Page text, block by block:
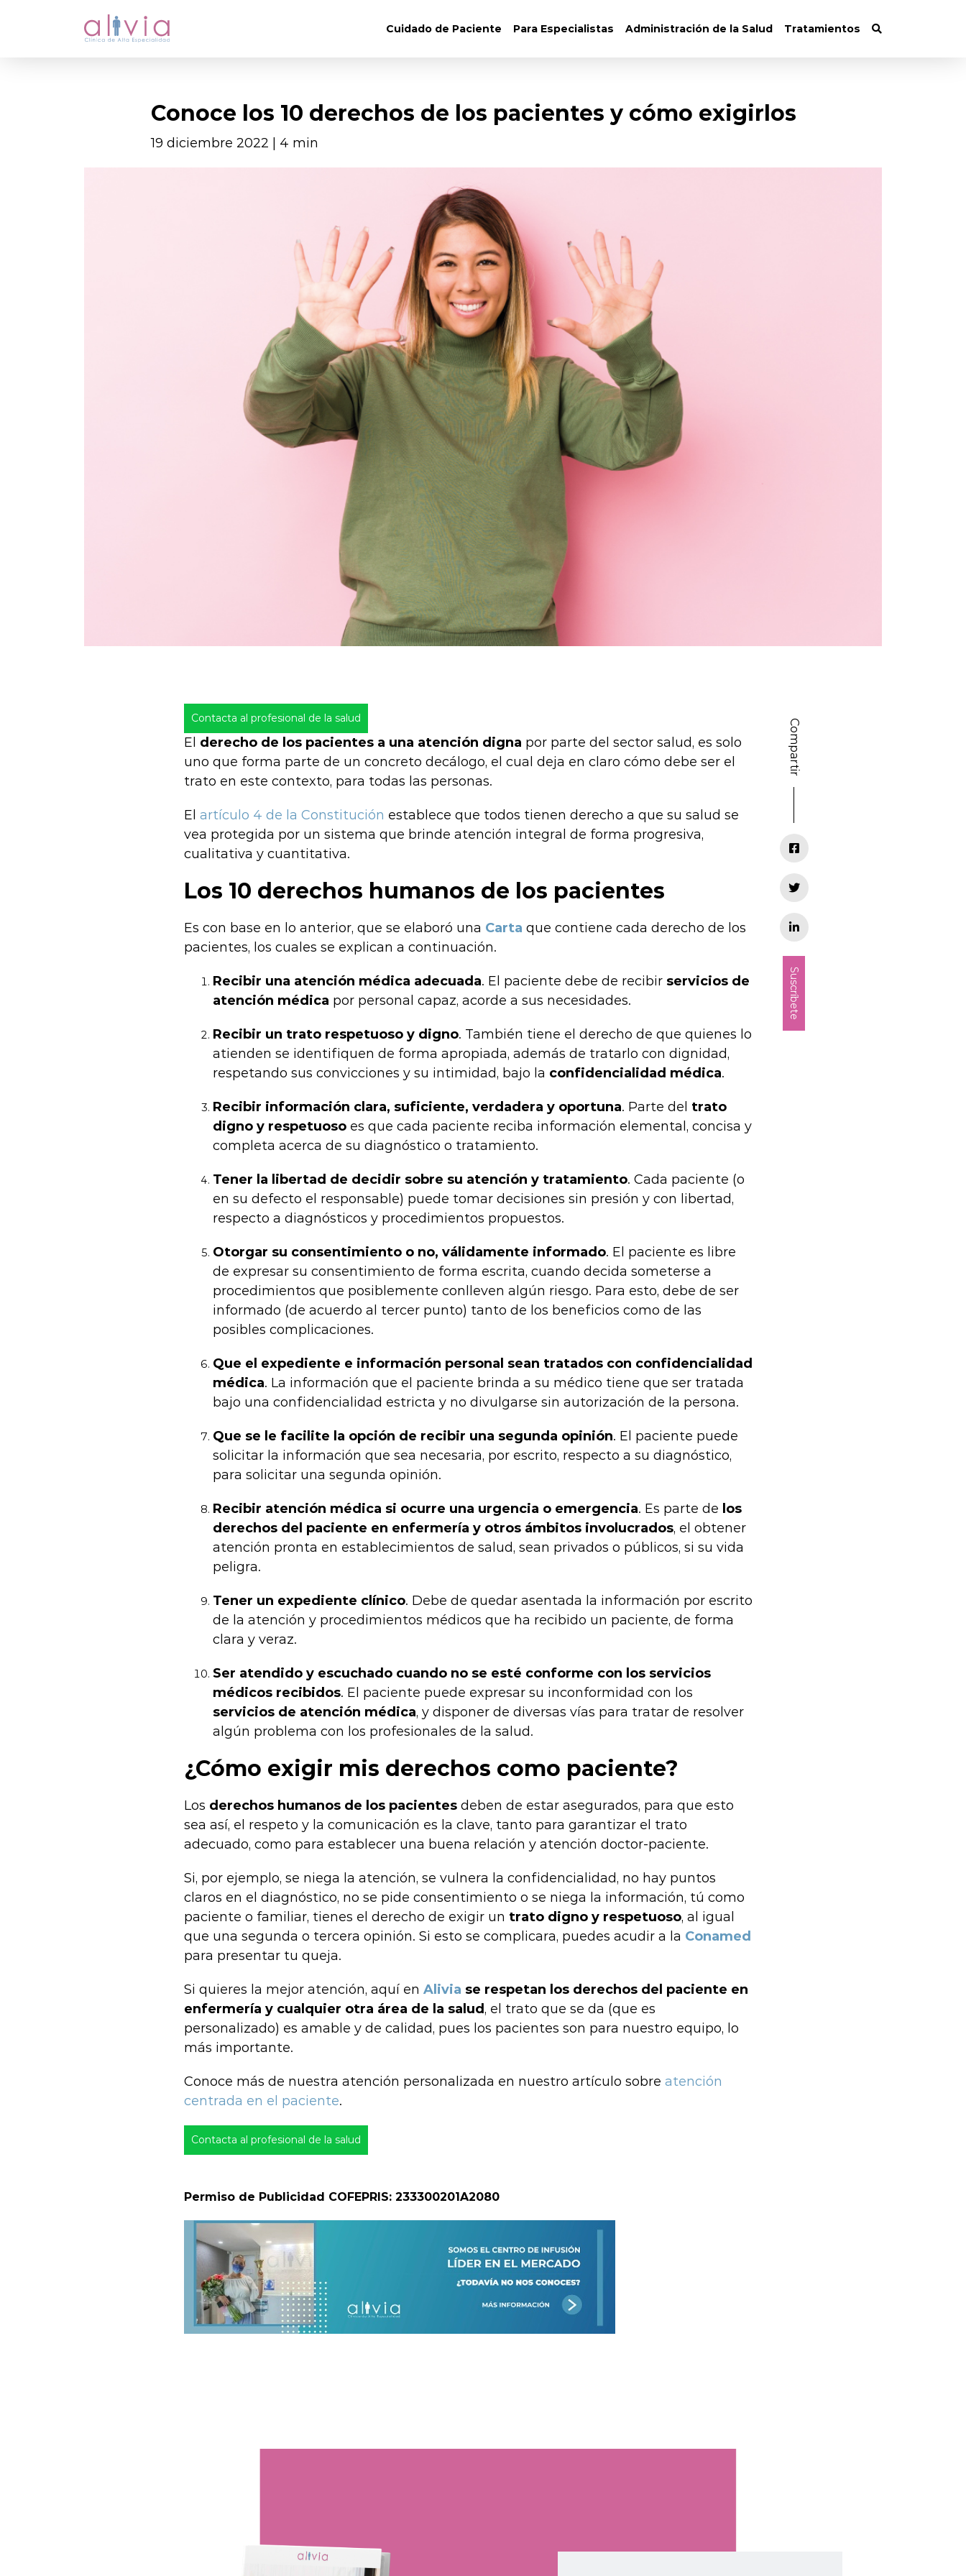
Cuidado de Paciente Para Especialistas Administración de la Salud Tratamientos
Conoce los 10 derechos de los pacientes y cómo exigirlos
19 diciembre 2022 | 4 min
Contacta al profesional de la salud
El derecho de los pacientes a una atención digna por parte del sector salud, es solo
uno que forma parte de un concreto decálogo, el cual deja en claro cómo debe ser el
trato en este contexto, para todas las personas.
El artículo 4 de la Constitución establece que todos tienen derecho a que su salud se
vea protegida por un sistema que brinde atención integral de forma progresiva,
cualitativa y cuantitativa.
Los 10 derechos humanos de los pacientes
Es con base en lo anterior, que se elaboró una Carta que contiene cada derecho de los
pacientes, los cuales se explican a continuación.
Recibir una atención médica adecuada. El paciente debe de recibir servicios de
atención médica por personal capaz, acorde a sus necesidades.
Recibir un trato respetuoso y digno. También tiene el derecho de que quienes lo
atienden se identifiquen de forma apropiada, además de tratarlo con dignidad,
respetando sus convicciones y su intimidad, bajo la confidencialidad médica.
Recibir información clara, suficiente, verdadera y oportuna. Parte del trato
digno y respetuosoes que cada paciente reciba información elemental, concisa y
completa acerca de su diagnóstico o tratamiento.
Tener la libertad de decidir sobre su atención y tratamiento. Cada paciente (o
en su defecto el responsable) puede tomar decisiones sin presión y con libertad,
respecto a diagnósticos y procedimientos propuestos.
Otorgar su consentimiento o no, válidamente informado. El paciente es libre
de expresar su consentimiento de forma escrita, cuando decida someterse a
procedimientos que posiblemente conlleven algún riesgo. Para esto, debe de ser
informado (de acuerdo al tercer punto) tanto de los beneficios como de las
posibles complicaciones.
Que el expediente e información personal sean tratados con confidencialidad
médica. La información que el paciente brinda a su médico tiene que ser tratada
bajo una confidencialidad estricta y no divulgarse sin autorización de la persona.
Que se le facilite la opción de recibir una segunda opinión. El paciente puede
solicitar la información que sea necesaria, por escrito, respecto a su diagnóstico,
para solicitar una segunda opinión.
Recibir atención médica si ocurre una urgencia o emergencia. Es parte de los
derechos del paciente en enfermería y otros ámbitos involucrados, el obtener
atención pronta en establecimientos de salud, sean privados o públicos, si su vida
peligra.
Tener un expediente clínico. Debe de quedar asentada la información por escrito
de la atención y procedimientos médicos que ha recibido un paciente, de forma
clara y veraz.
Ser atendido y escuchado cuando no se esté conforme con los servicios
médicos recibidos. El paciente puede expresar su inconformidad con los
servicios de atención médica, y disponer de diversas vías para tratar de resolver
algún problema con los profesionales de la salud.
¿Cómo exigir mis derechos como paciente?
Los derechos humanos de los pacientesdeben de estar asegurados, para que esto
sea así, el respeto y la comunicación es la clave, tanto para garantizar el trato
adecuado, como para establecer una buena relación y atención doctor-paciente.
Si, por ejemplo, se niega la atención, se vulnera la confidencialidad, no hay puntos
claros en el diagnóstico, no se pide consentimiento o se niega la información, tú como
paciente o familiar, tienes el derecho de exigir un trato digno y respetuoso, al igual
que una segunda o tercera opinión. Si esto se complicara, puedes acudir a la Conamed
para presentar tu queja.
Si quieres la mejor atención, aquí en Alivia se respetan los derechos del paciente en
enfermería y cualquier otra área de la salud, el trato que se da (que es
personalizado) es amable y de calidad, pues los pacientes son para nuestro equipo, lo
más importante.
Conoce más de nuestra atención personalizada en nuestro artículo sobre atención
centrada en el paciente.
Contacta al profesional de la salud
Permiso de Publicidad COFEPRIS: 233300201A2080
Compartir
Suscríbete